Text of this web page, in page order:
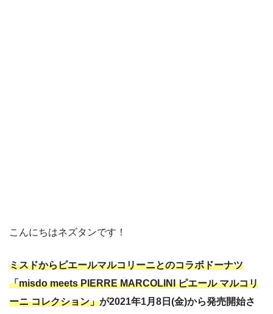
こんにちはネズタンです！
ミスドからピエールマルコリーニとのコラボドーナツ
「misdo meets PIERRE MARCOLINI ピエール マルコリ
ーニ コレクション」が2021年1月8日(金)から発売開始さ